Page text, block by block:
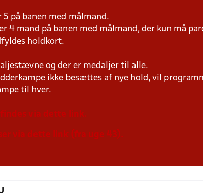
på banen med målmand.
4 mand på banen med målmand, der kun må
holdkort.
og der er medaljer til alle.
ikke besættes af nye hold, vil
til hver.
via dette link.
via dette link (fra uge 43).